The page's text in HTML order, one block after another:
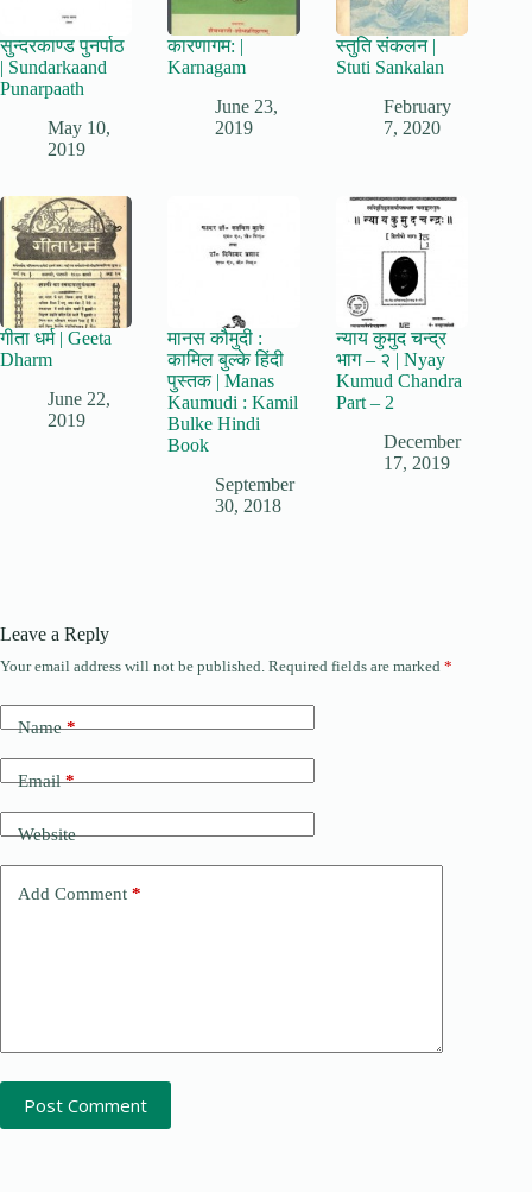
सुन्दरकाण्ड पुनर्पाठ
| Sundarkaand
Punarpaath
May 10,
2019
कारणागम: |
Karnagam
June 23,
2019
स्तुति संकलन |
Stuti Sankalan
February
7, 2020
गीता धर्म | Geeta
Dharm
June 22,
2019
मानस कौमुदी :
कामिल बुल्के हिंदी
पुस्तक | Manas
Kaumudi : Kamil
Bulke Hindi
Book
September
30, 2018
न्याय कुमुद चन्द्र
भाग – २ | Nyay
Kumud Chandra
Part – 2
December
17, 2019
Leave a Reply
Your email address will not be published. Required fields are marked *
Name*
Email*
Website
Add Comment *
Post Comment